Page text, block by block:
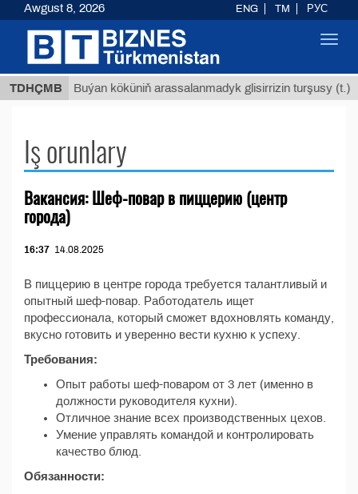
TDHÇMB
ТМТ Buýan köküniň arassalanmadyk glisirrizin turşusy (t.)
Iş orunlary
Вакансия: Шеф-повар в пиццерию (центр
города)
16:37 14.08.2025
В пиццерию в центре города требуется талантливый и
опытный шеф-повар. Работодатель ищет
профессионала, который сможет вдохновлять команду,
вкусно готовить и уверенно вести кухню к успеху.
Требования:
Опыт работы шеф-поваром от 3 лет (именно в
должности руководителя кухни).
Отличное знание всех производственных цехов.
Умение управлять командой и контролировать
качество блюд.
Обязанности:
Awgust 8, 2026 ENG TM РУС